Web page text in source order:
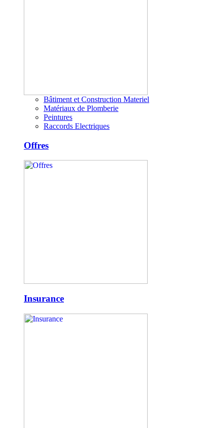
Bâtiment et Construction Materiel
Matériaux de Plomberie
Peintures
Raccords Electriques
Offres
Insurance